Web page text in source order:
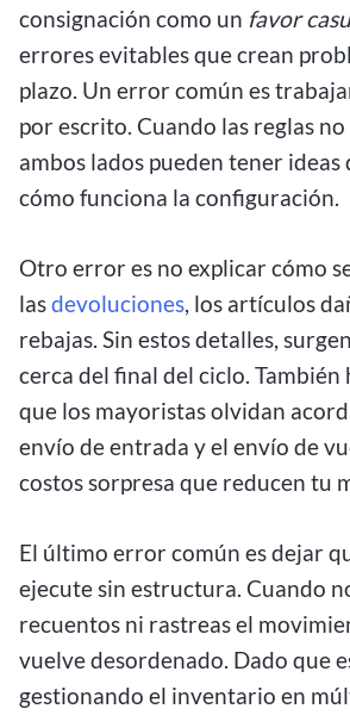
consignación como un favor
errores evitables que crean
plazo. Un error común es
por escrito. Cuando las reglas
ambos lados pueden tener
cómo funciona la configuración.
Otro error es no explicar cómo
lasdevoluciones, los artículos
rebajas. Sin estos detalles,
cerca del final del ciclo. También
que los mayoristas olvidan
envío de entrada y el envío de
costos sorpresa que reducen tu
El último error común es dejar
ejecute sin estructura. Cuando
recuentos ni rastreas el
vuelve desordenado. Dado que
gestionando el inventario en